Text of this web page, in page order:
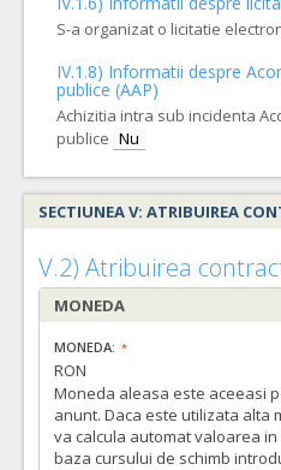
S-a organizat o licitatie
IV.1.8) Informatii despre
publice (AAP)
Achizitia intra sub incidenta
publice Nu
SECTIUNEA V: ATRIBUIREA
V.2) Atribuirea
MONEDA
MONEDA:
RON
Moneda aleasa este aceeasi
anunt. Daca este utilizata alta
va calcula automat valoarea
baza cursului de schimb